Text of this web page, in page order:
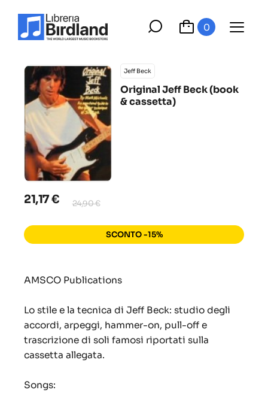
0
Jeff Beck
Original Jeff Beck (book
& cassetta)
21,17 € 24,90 €
SCONTO -15%
AMSCO Publications
Lo stile e la tecnica di Jeff Beck: studio degli
accordi, arpeggi, hammer-on, pull-off e
trascrizione di soli famosi riportati sulla
cassetta allegata.
Songs: